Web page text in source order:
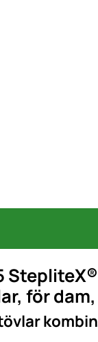
för